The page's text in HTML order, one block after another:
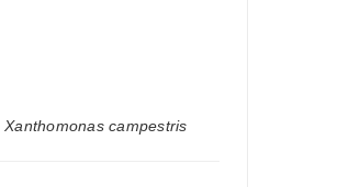
Xanthomonas campestris